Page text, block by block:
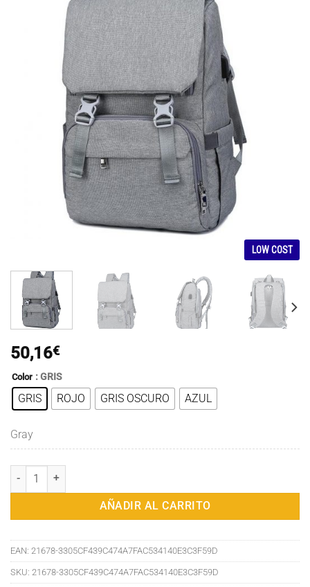
LOW COST
50,16€
Color : GRIS
GRIS ROJO GRIS OSCURO AZUL
Gray
Bolsa para bebé con interfaz USB Bolsa grande para cambiar
AÑADIR AL CARRITO
EAN: 21678-3305CF439C474A7FAC534140E3C3F59D
SKU: 21678-3305CF439C474A7FAC534140E3C3F59D